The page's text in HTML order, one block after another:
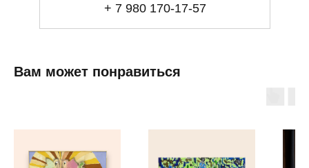
+ 7 980 170-17-57
Вам может понравиться
Декор
Ценность обретения
комфорта
Купить за 100 000 ₽
Купить за 100 000 ₽